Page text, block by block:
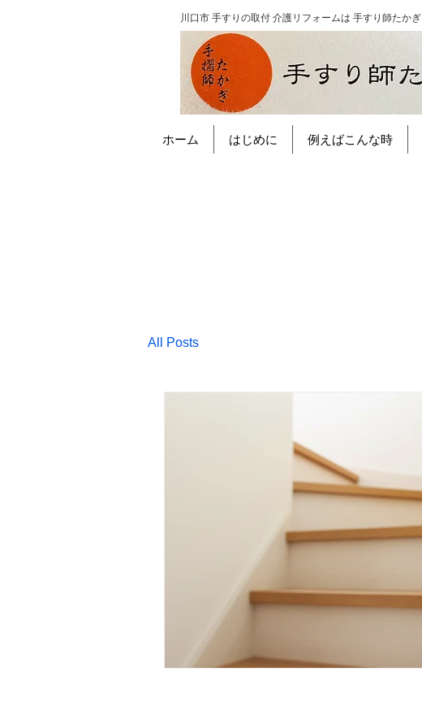
川口市 手すりの取付 介護リフォームは 手すり師たかぎ
ホーム はじめに 例えばこんな時
All Posts